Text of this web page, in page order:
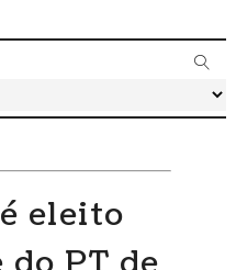
eleito